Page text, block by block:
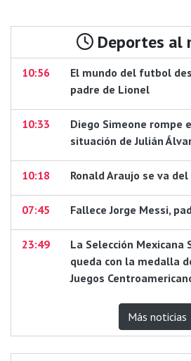
Deportes al
10:56
El mundo del futbol
padre de Lionel
10:33
Diego Simeone rompe
situación de Julián
10:18 Ronald Araujo se va
07:45 Fallece Jorge Messi,
23:49
La Selección Mexicana
queda con la medalla
Juegos
Más noticias